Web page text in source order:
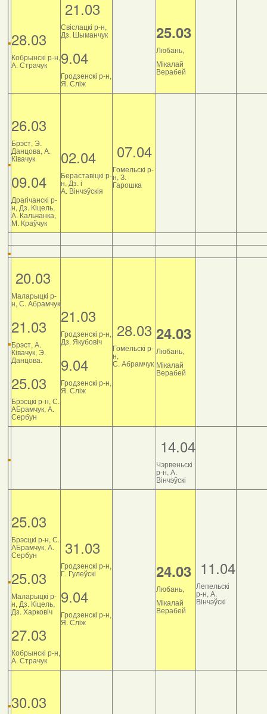
28.03
Кобрынскі р-н,
А. Страчук
21.03
Свіслацкі р-н,
Дз. Шыманчук
9.04
Гродзенскі р-н,
Я. Сліж
25.03
Любань,
Мікалай
Верабей
26.03
Брэст, Э.
Данцова, А.
Ківачук
09.04
Драгічанскі р-
н, Дз. Кіцель,
А. Кальчанка,
М. Краўчук
02.04
Бераставіцкі р-
н, Дз. і
А. Вінчэўскія
07.04
Гомельскі р-
н, З.
Гарошка
20.03
Маларыцкі р-
н, С. Абрамчук
21.03
Брэст, А.
Ківачук, Э.
Данцова.
25.03
Брэсцкі р-н, С.
АБрамчук, А.
Сербун
21.03
Гродзенскі р-н,
Дз. Якубовіч
9.04
Гродзенскі р-н,
Я. Сліж
28.03
Гомельскі р-
н,
С. Абрамчук
24.03
Любань,
Мікалай
Верабей
14.04
Чэрвеньскі
р-н, А.
Вінчэўскі
25.03
Брэсцкі р-н, С.
АБрамчук, А.
Сербун
25.03
Маларыцкі р-
н, Дз. Кіцель,
Дз. Харковіч
27.03
Кобрынскі р-н,
А. Страчук
31.03
Гродзенскі р-н,
Г. Гулеўскі
9.04
Гродзенскі р-н,
Я. Сліж
24.03
Любань,
Мікалай
Верабей
11.04
Лепельскі
р-н, А.
Вінчэўскі
30.03